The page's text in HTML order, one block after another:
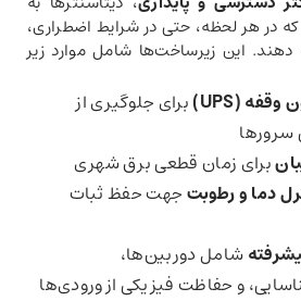
که در هر لحظه، حتی در شرایط اضطراری،
دهند. این زیرساخت‌ها شامل موارد زیر
وقفه(UPS)
برای جلوگیری از
سرورها
برای زمان قطعی برق شهری
دما و رطوبتجهت حفظ ثبات
شامل دوربین‌ها،
و حفاظت فیزیکی از ورودی‌ها